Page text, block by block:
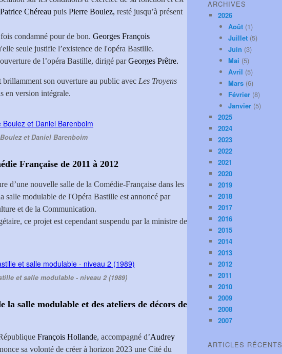
Patrice Chéreau puis Pierre Boulez, resté jusqu’à présent
condamné pour de bon. Georges François
seule justifie l’existence de l'opéra Bastille.
de l’opéra Bastille, dirigé parGeorges Prêtre.
son ouverture au public avec Les Troyens
en version intégrale.
et Daniel Barenboim
Française de 2011 à 2012
d’une nouvelle salle de la Comédie-Française dans les
salle modulable de l'Opéra Bastille est annoncé par
et de la Communication.
ce projet est cependant suspendu par la ministre de
et salle modulable - niveau 2 (1989)
salle modulable et des ateliers de décors de
François Hollande, accompagné d’Audrey
sa volonté de créer à horizon 2023 une Cité du
ARCHIVES
2026
Août (1)
Juillet (5)
Juin (3)
Mai (5)
Avril (5)
Mars (6)
Février (8)
Janvier (5)
2025
2024
2023
2022
2021
2020
2019
2018
2017
2016
2015
2014
2013
2012
2011
2010
2009
2008
2007
ARTICLES RÉCENTS